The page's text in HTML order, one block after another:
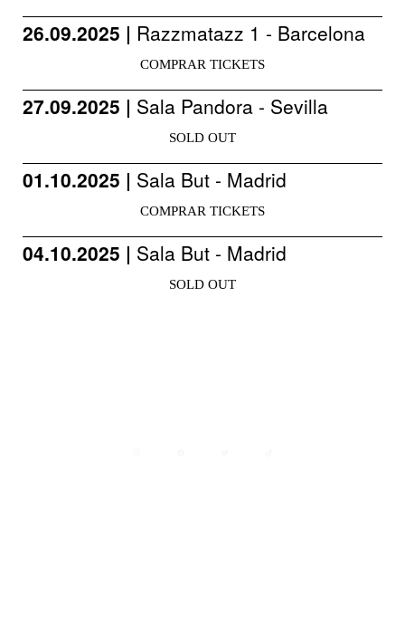
26.09.2025 | Razzmatazz 1 - Barcelona
COMPRAR TICKETS
27.09.2025 | Sala Pandora - Sevilla
SOLD OUT
01.10.2025 | Sala But - Madrid
COMPRAR TICKETS
04.10.2025 | Sala But - Madrid
SOLD OUT